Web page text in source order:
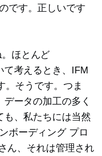
です。正しいです
ほとんど
て考えるとき、IFM
。そうです。つま
データの加工の多く
も、私たちには当然
ボーディング プロ
ん、それは管理され